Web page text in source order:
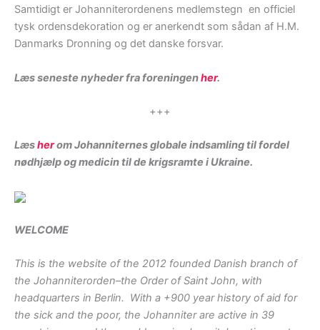
Samtidigt er Johanniterordenens medlemstegn en officiel
tysk ordensdekoration og er anerkendt som sådan af H.M.
Danmarks Dronning og det danske forsvar.
Læs seneste nyheder fra foreningenher.
+++
Læsherom Johanniternes globale indsamling til fordel
nødhjælp og medicin til de krigsramte i Ukraine.
WELCOME
This is the website of the 2012 founded Danish branch of
the Johanniterorden–the Order of Saint John, with
headquarters in Berlin. With a +900 year history of aid for
the sick and the poor, the Johanniter are active in 39